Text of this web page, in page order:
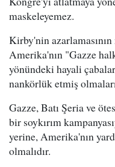
maskeleyemez.
Kirby'nin azarlamasının
Amerika'nın "Gazze
yönündeki hayali
nankörlük etmiş
Gazze, Batı Şeria ve
bir soykırım
yerine, Amerika'nın
olmalıdır.